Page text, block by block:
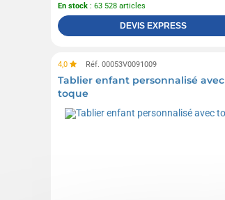
En stock : 63 528 articles
DEVIS EXPRESS
4,0 Réf. 00053V0091009
Tablier enfant personnalisé avec
toque